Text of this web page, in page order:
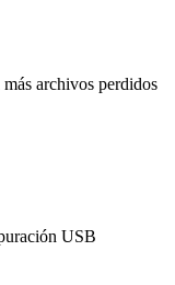
archivos perdidos
USB